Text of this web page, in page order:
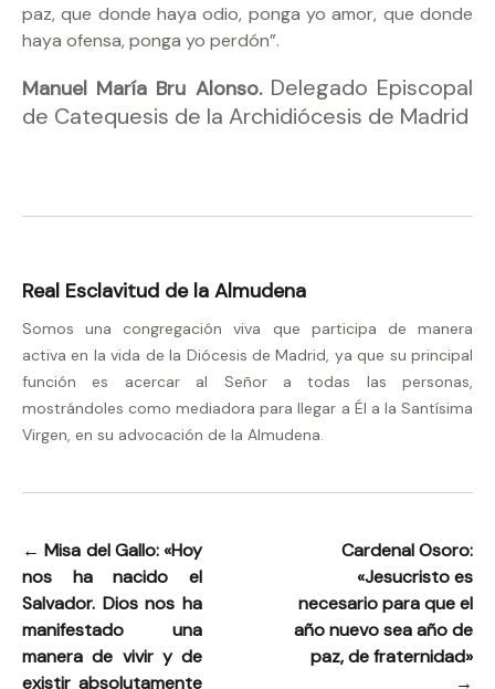
paz, que donde haya odio, ponga yo amor, que donde
haya ofensa, ponga yo perdón”.
Manuel María Bru Alonso.Delegado Episcopal
de Catequesis de la Archidiócesis de Madrid
Real Esclavitud de la Almudena
Somos una congregación viva que participa de manera
activa en la vida de la Diócesis de Madrid, ya que su principal
función es acercar al Señor a todas las personas,
mostrándoles como mediadora para llegar a Él a la Santísima
Virgen, en su advocación de la Almudena.
Navegación
de
entradas
← Misa del Gallo: «Hoy
nos ha nacido el
Salvador. Dios nos ha
manifestado una
manera de vivir y de
existir absolutamente
Cardenal Osoro:
«Jesucristo es
necesario para que el
año nuevo sea año de
paz, de fraternidad»
→